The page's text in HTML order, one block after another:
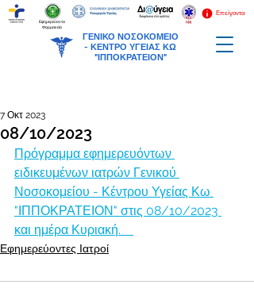
ΓΕΝΙΚΟ ΝΟΣΟΚΟΜΕΙΟ
- ΚΕΝΤΡΟ ΥΓΕΙΑΣ ΚΩ
"ΙΠΠΟΚΡΑΤΕΙΟΝ"
Επείγοντα
Εφημερεύοντα
Φαρμακεία
08/10/2023
7 Οκτ 2023
Πρόγραμμα εφημερευόντων
ειδικευμένων ιατρών Γενικού
Νοσοκομείου - Κέντρου Υγείας Κω
"ΙΠΠΟΚΡΑΤΕΙΟΝ" στις 08/10/2023
και ημέρα Κυριακή.
Εφημερεύοντες Ιατροί